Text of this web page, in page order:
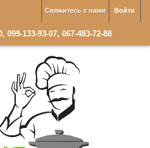
Войти
Свяжитесь с нами
099-133-93-07, 067-483-72-88